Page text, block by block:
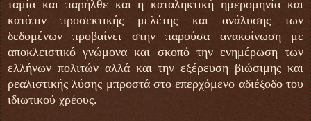
ταμία και παρήλθε και η καταληκτική ημερομηνία και
κατόπιν προσεκτικής μελέτης και ανάλυσης των
δεδομένων προβαίνει στην παρούσα ανακοίνωση με
αποκλειστικό γνώμονα και σκοπό την ενημέρωση των
ελλήνων πολιτών αλλά και την εξέρευση βιώσιμης και
ρεαλιστικής λύσης μπροστά στο επερχόμενο αδιέξοδο του
ιδιωτικού χρέους.